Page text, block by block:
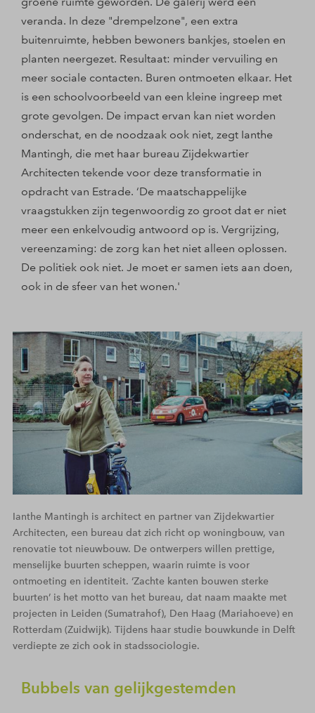
veranda. In deze "drempelzone", een extra
buitenruimte, hebben bewoners bankjes, stoelen en
planten neergezet. Resultaat: minder vervuiling en
meer sociale contacten. Buren ontmoeten elkaar. Het
is een schoolvoorbeeld van een kleine ingreep met
grote gevolgen. De impact ervan kan niet worden
onderschat, en de noodzaak ook niet, zegt Ianthe
Mantingh, die met haar bureau Zijdekwartier
Architecten tekende voor deze transformatie in
opdracht van Estrade. ‘De maatschappelijke
vraagstukken zijn tegenwoordig zo groot dat er niet
meer een enkelvoudig antwoord op is. Vergrijzing,
vereenzaming: de zorg kan het niet alleen oplossen.
De politiek ook niet. Je moet er samen iets aan doen,
ook in de sfeer van het wonen.'
Ianthe Mantingh is architect en partner van Zijdekwartier
Architecten, een bureau dat zich richt op woningbouw, van
renovatie tot nieuwbouw. De ontwerpers willen prettige,
menselijke buurten scheppen, waarin ruimte is voor
ontmoeting en identiteit. ‘Zachte kanten bouwen sterke
buurten’ is het motto van het bureau, dat naam maakte met
projecten in Leiden (Sumatrahof), Den Haag (Mariahoeve) en
Rotterdam (Zuidwijk). Tijdens haar studie bouwkunde in Delft
verdiepte ze zich ook in stadssociologie.
Bubbels van gelijkgestemden